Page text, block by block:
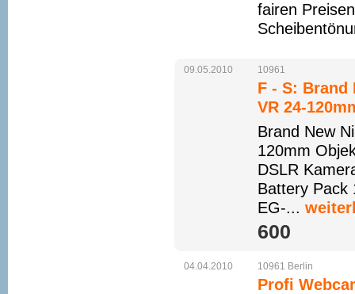
fairen
09.05.2010 10961
F - S: Brand
VR 24-
Brand New
120mm
DSLR
Battery Pack
EG-...
600 
04.04.2010 10961 Berlin
Profi